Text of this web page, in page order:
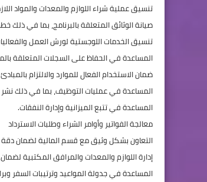
تنسيق عملية شراء اللوازم والمعدات والمواد
صيانة الوثائق المتعلقة بالبرنامج، بما في ذلك
تنسيق الخدمات اللوجستية لورش العمل
المساعدة في الحفاظ على السجلات المتعلقة
ضمان الاستخدام الفعال للموارد والالتزام
المساعدة في عمليات التوظيف، بما في ذلك
المساعدة في تتبع الميزانية وإدارة النفقات.
معالجة الفواتير وأوامر الشراء وطلبات الاسترداد
التعاون بشكل وثيق مع قسم المالية لضمان دقة
إدارة اللوازم والمعدات والمرافق المكتبية
المساعدة في جدولة المواعيد وترتيبات السفر